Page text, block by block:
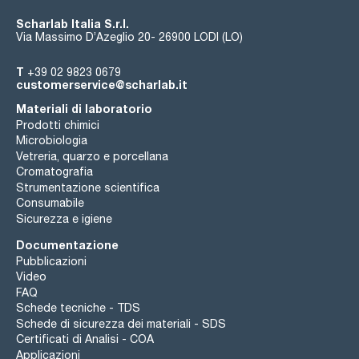
Scharlab Italia S.r.l.
Via Massimo D’Azeglio 20- 26900 LODI (LO)
T +39 02 9823 0679
customerservice@scharlab.it
Materiali di laboratorio
Prodotti chimici
Microbiologia
Vetreria, quarzo e porcellana
Cromatografia
Strumentazione scientifica
Consumabile
Sicurezza e igiene
Documentazione
Pubblicazioni
Video
FAQ
Schede tecniche - TDS
Schede di sicurezza dei materiali - SDS
Certificati di Analisi - COA
Applicazioni